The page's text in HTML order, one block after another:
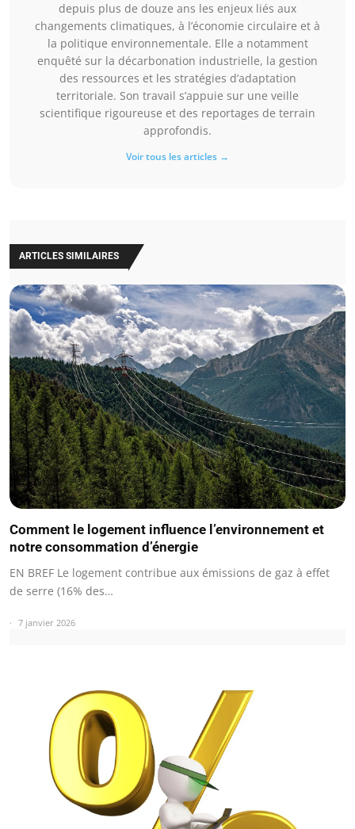
depuis plus de douze ans les enjeux liés aux
changements climatiques, à l’économie circulaire et à
la politique environnementale. Elle a notamment
enquêté sur la décarbonation industrielle, la gestion
des ressources et les stratégies d’adaptation
territoriale. Son travail s’appuie sur une veille
scientifique rigoureuse et des reportages de terrain
approfondis.
Voir tous les articles →
ARTICLES SIMILAIRES
Comment le logement influence l’environnement et
notre consommation d’énergie
EN BREF Le logement contribue aux émissions de gaz à effet
de serre (16% des…
7 janvier 2026